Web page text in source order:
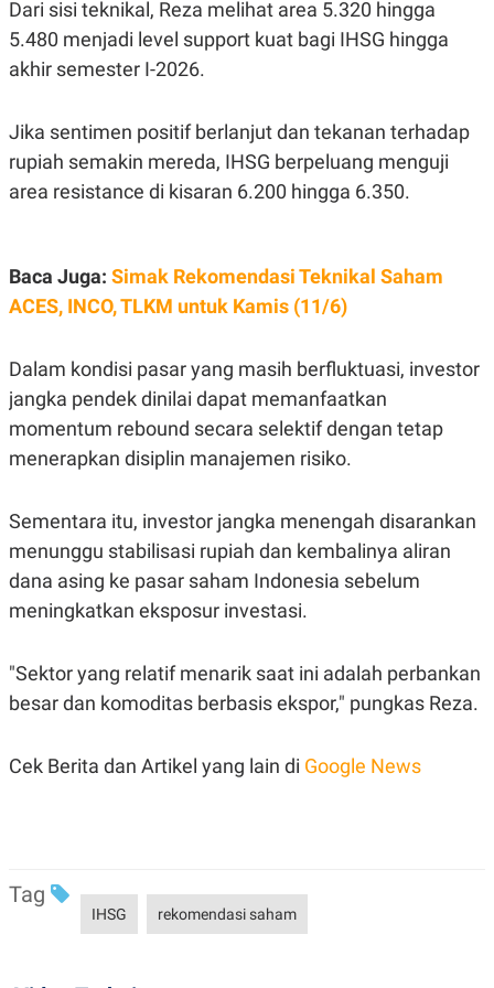
C
A
D
E
M
L
E
A
S
E
D
L
A
N
A
N
C
A
K
I
N
E
M
I
N
P
P
A
D
E
I
I
N
G
K
E
I
I
D
USE
Dari sisi teknikal, Reza melihat area 5.320 hingga
5.480 menjadi level support kuat bagi IHSG hingga
akhir semester I-2026.
Jika sentimen positif berlanjut dan tekanan terhadap
rupiah semakin mereda, IHSG berpeluang menguji
area resistance di kisaran 6.200 hingga 6.350.
Baca Juga: Simak Rekomendasi Teknikal Saham
ACES, INCO, TLKM untuk Kamis (11/6)
Dalam kondisi pasar yang masih berfluktuasi, investor
jangka pendek dinilai dapat memanfaatkan
momentum rebound secara selektif dengan tetap
menerapkan disiplin manajemen risiko.
Sementara itu, investor jangka menengah disarankan
menunggu stabilisasi rupiah dan kembalinya aliran
dana asing ke pasar saham Indonesia sebelum
meningkatkan eksposur investasi.
"Sektor yang relatif menarik saat ini adalah perbankan
besar dan komoditas berbasis ekspor," pungkas Reza.
Cek Berita dan Artikel yang lain di Google News
Tag
IHSG rekomendasi saham